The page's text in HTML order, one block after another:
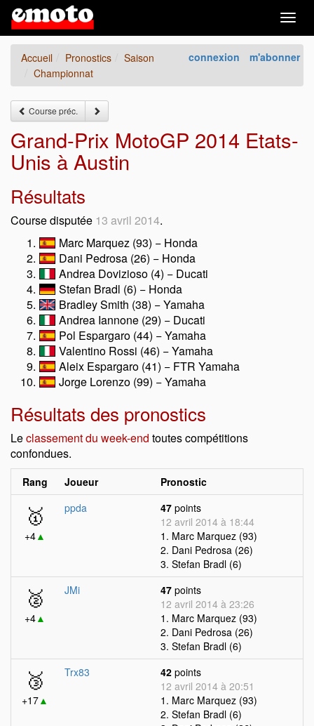
connexion m'abonner
Accueil Pronostics
Saison
Championnat
Course préc.
Grand-Prix MotoGP 2014 Etats-
Unis à Austin
Résultats
Course disputée 13 avril 2014.
Marc Marquez (93) − Honda
Dani Pedrosa (26) − Honda
Andrea Dovizioso (4) − Ducati
Stefan Bradl (6) − Honda
Bradley Smith (38) − Yamaha
Andrea Iannone (29) − Ducati
Pol Espargaro (44) − Yamaha
Valentino Rossi (46) − Yamaha
Aleix Espargaro (41) − FTR Yamaha
Jorge Lorenzo (99) − Yamaha
Résultats des pronostics
Leclassement du week-end toutes compétitions
confondues.
Rang Joueur Pronostic
🥇
+4▲
ppda 47 points
12 avril 2014 à 18:44
1. Marc Marquez (93)
2. Dani Pedrosa (26)
3. Stefan Bradl (6)
🥈
+4▲
JMi 47 points
12 avril 2014 à 23:26
1. Marc Marquez (93)
2. Dani Pedrosa (26)
3. Stefan Bradl (6)
🥉
+17▲
Trx83 42 points
12 avril 2014 à 20:51
1. Marc Marquez (93)
2. Stefan Bradl (6)